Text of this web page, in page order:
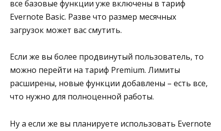
все базовые функции уже включены в тариф
Evernote Basic. Разве что размер месячных
загрузок может вас смутить.
Если же вы более продвинутый пользователь, то
можно перейти на тариф Premium. Лимиты
расширены, новые функции добавлены – есть все,
что нужно для полноценной работы.
Ну а если же вы планируете использовать Evernote